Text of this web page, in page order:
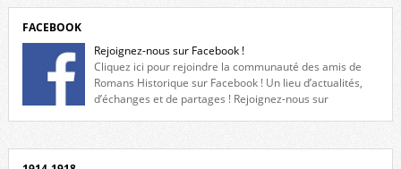
FACEBOOK
Rejoignez-nous sur Facebook !
Cliquez ici pour rejoindre la communauté des amis de
Romans Historique sur Facebook ! Un lieu d’actualités,
d’échanges et de partages ! Rejoignez-nous sur